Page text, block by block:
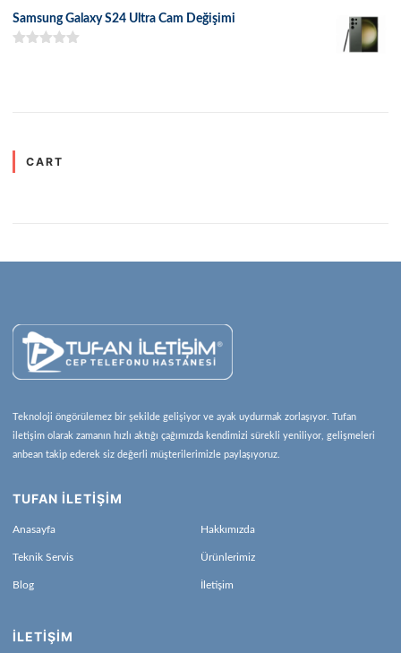
Samsung Galaxy S24 Ultra Cam Değişimi
CART
Teknoloji öngörülemez bir şekilde gelişiyor ve ayak uydurmak zorlaşıyor. Tufan
iletişim olarak zamanın hızlı aktığı çağımızda kendimizi sürekli yeniliyor, gelişmeleri
anbean takip ederek siz değerli müşterilerimizle paylaşıyoruz.
TUFAN İLETİŞİM
Anasayfa Hakkımızda
Teknik Servis Ürünlerimiz
Blog İletişim
İLETIŞIM